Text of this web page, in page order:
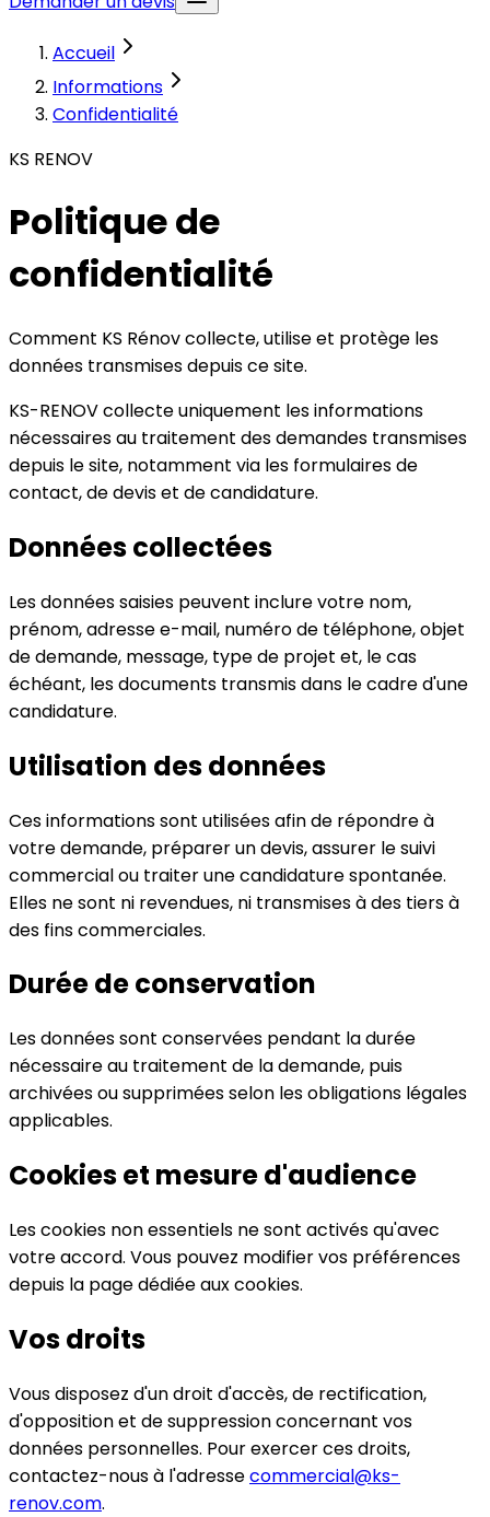
Accueil
Informations
Confidentialité
KS RENOV
Politique de
confidentialité
Comment KS Rénov collecte, utilise et protège les
données transmises depuis ce site.
KS-RENOVcollecte uniquement les informations
nécessaires au traitement des demandes transmises
depuis le site, notamment via les formulaires de
contact, de devis et de candidature.
Données collectées
Les données saisies peuvent inclure votre nom,
prénom, adresse e-mail, numéro de téléphone, objet
de demande, message, type de projet et, le cas
échéant, les documents transmis dans le cadre d'une
candidature.
Utilisation des données
Ces informations sont utilisées afin de répondre à
votre demande, préparer un devis, assurer le suivi
commercial ou traiter une candidature spontanée.
Elles ne sont ni revendues, ni transmises à des tiers à
des fins commerciales.
Durée de conservation
Les données sont conservées pendant la durée
nécessaire au traitement de la demande, puis
archivées ou supprimées selon les obligations légales
applicables.
Cookies et mesure d'audience
Les cookies non essentiels ne sont activés qu'avec
votre accord. Vous pouvez modifier vos préférences
depuis la page dédiée aux cookies.
Vos droits
Vous disposez d'un droit d'accès, de rectification,
d'opposition et de suppression concernant vos
données personnelles. Pour exercer ces droits,
contactez-nous à l'adressecommercial@ks-
renov.com.